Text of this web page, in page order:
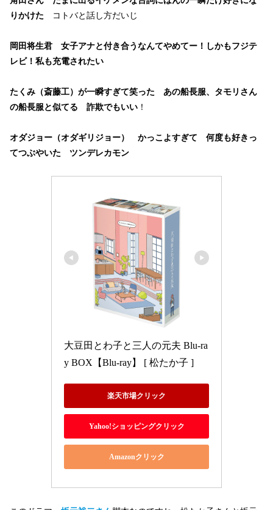
りかけた
コトバと話し方だいじ
岡田将生君 女子アナと付き合うなんてやめてー！しかもフジテ
レビ！私も充電されたい
たくみ（斎藤工）が一瞬すぎて笑った あの船長服、タモリさん
の船長服と似てる 詐欺でもいい ！
オダジョー（オダギリジョー） かっこよすぎて 何度も好きっ
てつぶやいた ツンデレカモン
大豆田とわ子と三人の元夫 Blu-ra
y BOX【Blu-ray】 [ 松たか子 ]
楽天市場クリック
Yahoo!ショッピングクリック
Amazonクリック